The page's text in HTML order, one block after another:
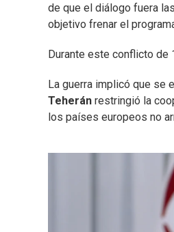
de que el diálogo fuera
objetivo frenar el
Durante este conflicto de
La guerra implicó que se
Teherán restringió la
los países europeos no